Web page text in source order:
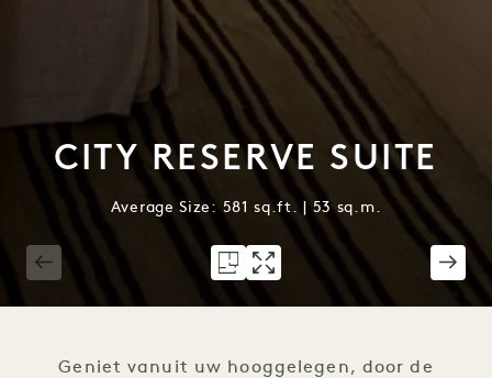
CITY RESERVE SUITE
Average Size: 581 sq.ft. | 53 sq.m.
Geniet vanuit uw hooggelegen, door de